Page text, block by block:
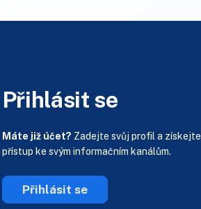
Přihlásit se
Máte již účet? Zadejte svůj profil a získejte
přístup ke svým informačním kanálům.
Přihlásit se